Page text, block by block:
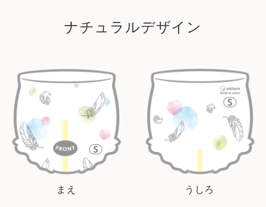
ナチュラルデザイン
まえ うしろ